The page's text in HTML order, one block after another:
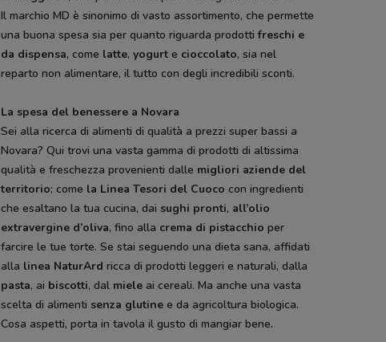
Il marchio MD è sinonimo di vasto assortimento, che permette
una buona spesa sia per quanto riguarda prodottifreschi e
da dispensa, come latte,yogurt e cioccolato, sia nel
reparto non alimentare, il tutto con degli incredibili sconti.
La spesa del benessere a Novara
Sei alla ricerca di alimenti di qualità a prezzi super bassi a
Novara? Qui trovi una vasta gamma di prodotti di altissima
qualità e freschezza provenienti dalle migliori aziende del
territorio; come la Linea Tesori del Cuoco con ingredienti
che esaltano la tua cucina, dai sughi pronti, all’olio
extravergine d’oliva, fino alla crema di pistacchio per
farcire le tue torte. Se stai seguendo una dieta sana, affidati
alla linea NaturArd ricca di prodotti leggeri e naturali, dalla
pasta, ai biscotti, dal miele ai cereali. Ma anche una vasta
scelta di alimenti senza glutine e da agricoltura biologica.
Cosa aspetti, porta in tavola il gusto di mangiar bene.